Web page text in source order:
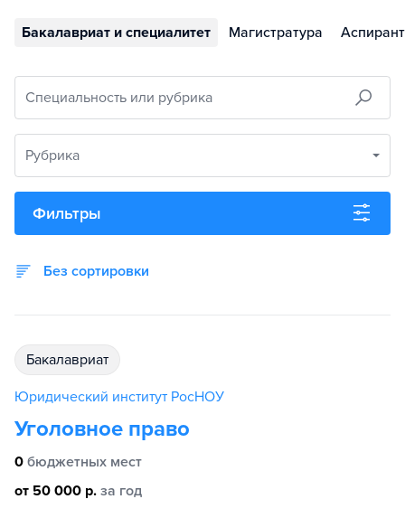
Бакалавриат и специалитет Магистратура
Специальность или рубрика
Рубрика
Фильтры
Без сортировки
бакалавриат
Юридический институт РосНОУ
Уголовное право
0 бюджетных мест
от 50 000 р. за год